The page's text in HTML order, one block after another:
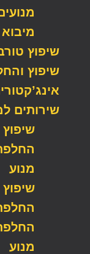
מיבוא
שיפוץ
שיפוץ
שירותים
מנוע
מנוע